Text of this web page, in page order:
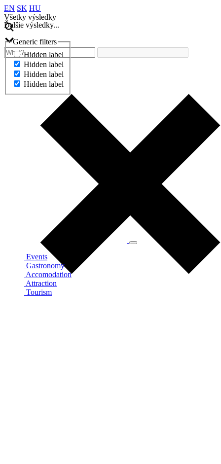
EN SK HU
Všetky výsledky
Ďalšie výsledky...
Generic filters
Hidden label
Hidden label
Hidden label
Hidden label
Ďalšie výsledky...
Events
Gastronomy
Accomodation
Attraction
Tourism